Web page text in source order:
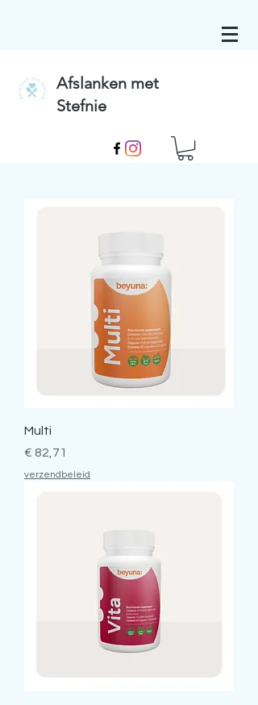
Afslanken met
Stefnie
Multi
Prijs
€ 82,71
verzendbeleid